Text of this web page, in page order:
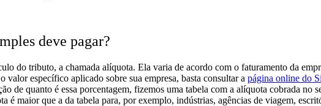
deve pagar?
do tributo, a chamada alíquota. Ela varia de acordo com o faturamento da
valor específico aplicado sobre sua empresa, basta consultar a página online do
de quanto é essa porcentagem, fizemos uma tabela com a alíquota cobrada
é maior que a da tabela para, por exemplo, indústrias, agências de viagem,